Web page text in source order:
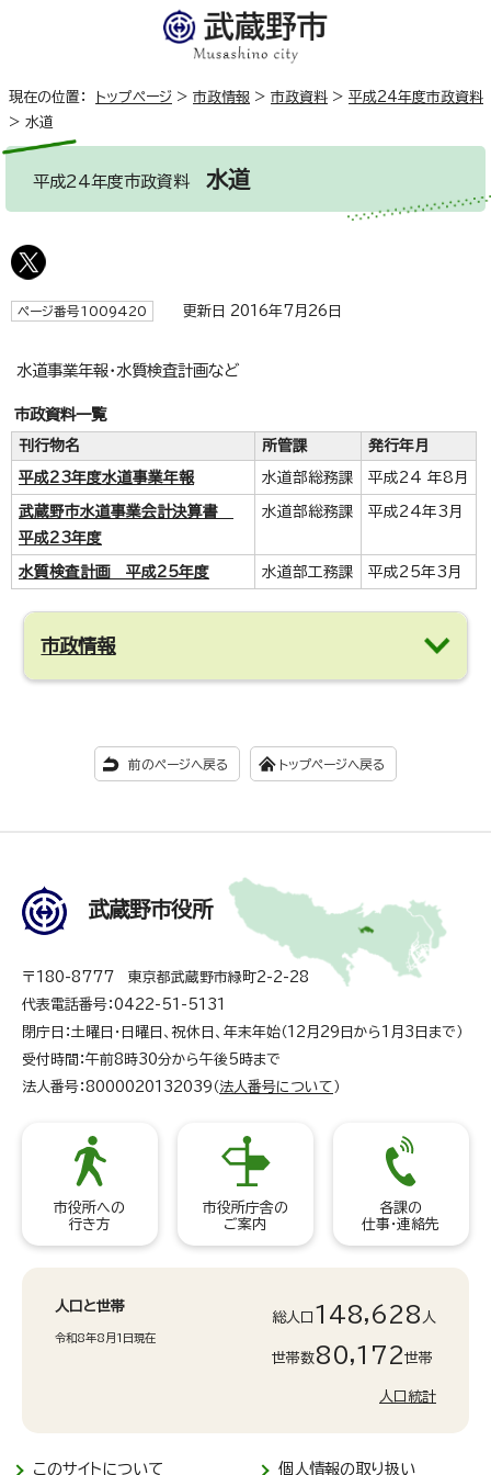
現在の位置： トップページ > 市政情報 > 市政資料 > 平成24年度市政資料
> 水道
平成24年度市政資料 水道
ページ番号1009420 更新日 2016年7月26日
水道事業年報・水質検査計画など
市政資料一覧
刊行物名 所管課 発行年月
平成23年度水道事業年報 水道部総務課 平成24 年8月
武蔵野市水道事業会計決算書
平成23年度
水道部総務課 平成24年3月
水質検査計画 平成25年度 水道部工務課 平成25年3月
市政情報
前のページへ戻る トップページへ戻る
武蔵野市役所
〒180-8777 東京都武蔵野市緑町2-2-28
代表電話番号：0422-51-5131
閉庁日：土曜日・日曜日、祝休日、年末年始（12月29日から1月3日まで）
受付時間：午前8時30分から午後5時まで
法人番号：8000020132039（ 法人番号について ）
市役所への
行き方
市役所庁舎の
ご案内
各課の
仕事・連絡先
人口と世帯
令和8年8月1日現在
総人口 148,628 人
世帯数80,172世帯
人口統計
このサイトについて 個人情報の取り扱い